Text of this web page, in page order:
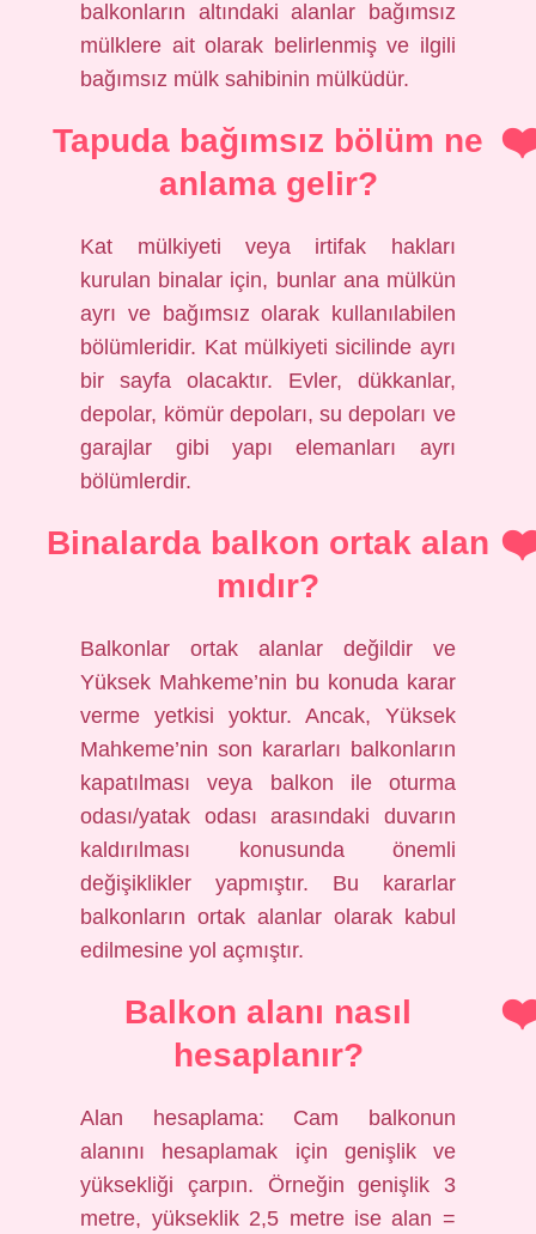
balkonların altındaki alanlar bağımsız
mülklere ait olarak belirlenmiş ve ilgili
bağımsız mülk sahibinin mülküdür.
Tapuda bağımsız bölüm ne
anlama gelir?
Kat mülkiyeti veya irtifak hakları
kurulan binalar için, bunlar ana mülkün
ayrı ve bağımsız olarak kullanılabilen
bölümleridir. Kat mülkiyeti sicilinde ayrı
bir sayfa olacaktır. Evler, dükkanlar,
depolar, kömür depoları, su depoları ve
garajlar gibi yapı elemanları ayrı
bölümlerdir.
Binalarda balkon ortak alan
mıdır?
Balkonlar ortak alanlar değildir ve
Yüksek Mahkeme’nin bu konuda karar
verme yetkisi yoktur. Ancak, Yüksek
Mahkeme’nin son kararları balkonların
kapatılması veya balkon ile oturma
odası/yatak odası arasındaki duvarın
kaldırılması konusunda önemli
değişiklikler yapmıştır. Bu kararlar
balkonların ortak alanlar olarak kabul
edilmesine yol açmıştır.
Balkon alanı nasıl
hesaplanır?
Alan hesaplama: Cam balkonun
alanını hesaplamak için genişlik ve
yüksekliği çarpın. Örneğin genişlik 3
metre, yükseklik 2,5 metre ise alan =